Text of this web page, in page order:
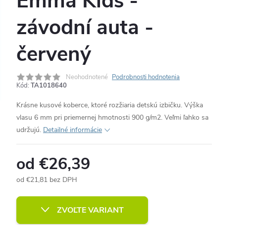
závodní auta -
červený
Neohodnotené Podrobnosti hodnotenia
Kód: TA1018640
Krásne kusové koberce, ktoré rozžiaria detskú izbičku. Výška
vlasu 6 mm pri priemernej hmotnosti 900 g/m2. Veľmi ľahko sa
udržujú. Detailné informácie
od €26,39
od €21,81 bez DPH
cena:
ZVOĽTE VARIANT